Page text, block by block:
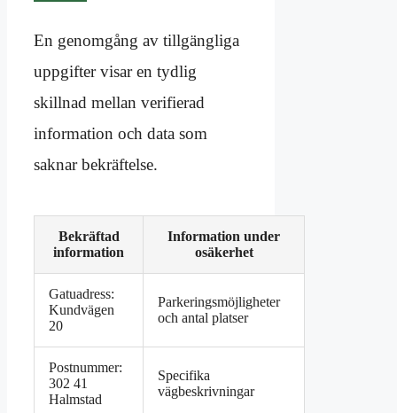
En genomgång av tillgängliga
uppgifter visar en tydlig
skillnad mellan verifierad
information och data som
saknar bekräftelse.
Bekräftad
information
Information under
osäkerhet
Gatuadress:
Kundvägen
20
Parkeringsmöjligheter
och antal platser
Postnummer:
302 41
Halmstad
Specifika
vägbeskrivningar